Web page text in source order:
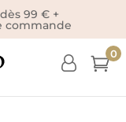
99 € +
commande
0